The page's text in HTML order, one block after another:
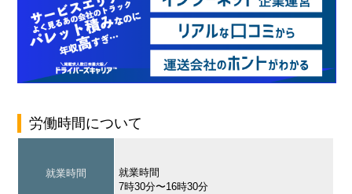
労働時間について
就業時間
就業時間
7時30分〜16時30分